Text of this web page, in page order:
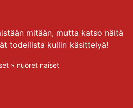
mitään, mutta katso näitä
todellista kullin käsittelyä!
» nuoret naiset